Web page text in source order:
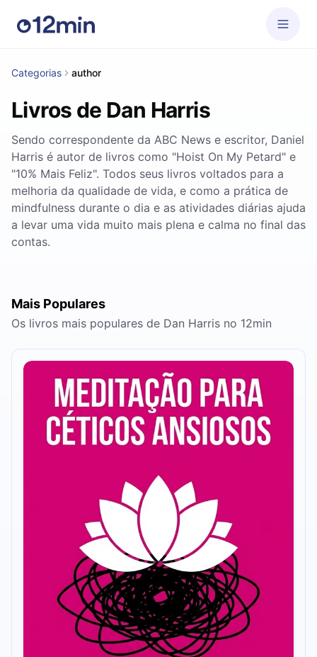
Categorias author
Livros de Dan Harris
Sendo correspondente da ABC News e escritor, Daniel
Harris é autor de livros como "Hoist On My Petard" e
"10% Mais Feliz". Todos seus livros voltados para a
melhoria da qualidade de vida, e como a prática de
mindfulness durante o dia e as atividades diárias ajuda
a levar uma vida muito mais plena e calma no final das
contas.
Mais Populares
Os livros mais populares de Dan Harris no 12min